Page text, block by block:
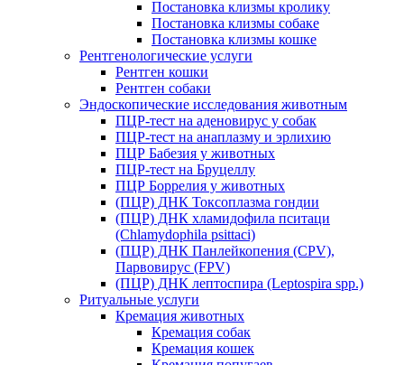
Постановка клизмы кролику
Постановка клизмы собаке
Постановка клизмы кошке
Рентгенологические услуги
Рентген кошки
Рентген собаки
Эндоскопические исследования животным
ПЦР-тест на аденовирус у собак
ПЦР-тест на анаплазму и эрлихию
ПЦР Бабезия у животных
ПЦР-тест на Бруцеллу
ПЦР Боррелия у животных
(ПЦР) ДНК Токсоплазма гондии
(ПЦР) ДНК хламидофила пситаци
(Chlamydophila psittaci)
(ПЦР) ДНК Панлейкопения (CPV),
Парвовирус (FPV)
(ПЦР) ДНК лептоспира (Leptospira spp.)
Ритуальные услуги
Кремация животных
Кремация собак
Кремация кошек